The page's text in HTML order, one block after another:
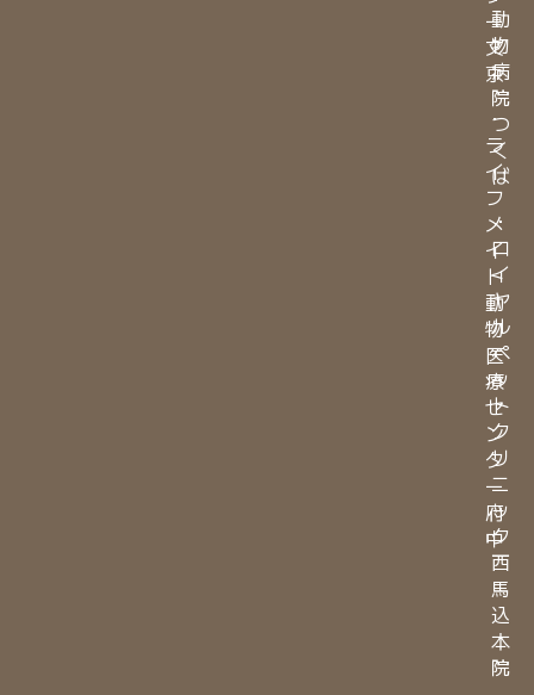
動
物
病
院
つ
く
ば
・
ロ
イ
ヤ
ル
ペ
ッ
ト
ク
リ
ニ
ッ
ク
西
馬
込
本
院
ー
文
京
・
ラ
イ
フ
メ
イ
ト
動
物
医
療
セ
ン
タ
ー
府
中